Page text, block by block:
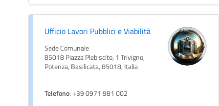
Ufficio Lavori Pubblici e Viabilità
Sede Comunale
85018 Piazza Plebiscito, 1 Trivigno,
Potenza, Basilicata, 85018, Italia
Telefono: +39 0971 981 002